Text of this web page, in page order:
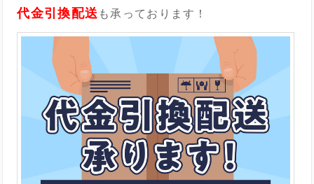
代金引換配送 も承っております！